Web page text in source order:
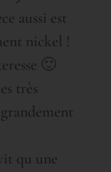
aussi est
nickel !
🙂
très
qu une